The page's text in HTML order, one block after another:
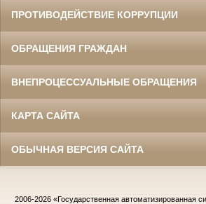
ПРОТИВОДЕЙСТВИЕ КОРРУПЦИИ
ОБРАЩЕНИЯ ГРАЖДАН
ВНЕПРОЦЕССУАЛЬНЫЕ ОБРАЩЕНИЯ
КАРТА САЙТА
ОБЫЧНАЯ ВЕРСИЯ САЙТА
2006-2026 «Государственная автоматизированная